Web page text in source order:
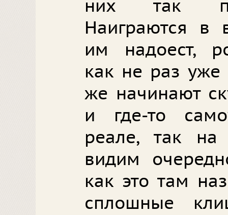
них так
Наиграются в
им надоест,
как не раз
же начинают
и где-то
реале, так
видим
как это там
сплошные